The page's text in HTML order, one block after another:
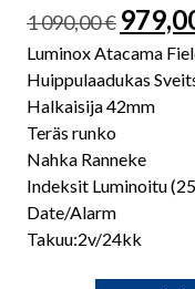
1 090,00€
hinta
oli:
1
090,00 €.
Luminox Atacama
Huippulaadukas
Halkaisija 42mm
Teräs runko
Nahka Ranneke
Indeksit Luminoitu
Date/Alarm
Takuu:2v/24kk